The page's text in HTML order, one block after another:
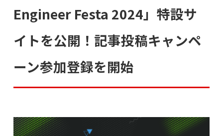
Engineer Festa 2024」特設サ
イトを公開！記事投稿キャンペ
ーン参加登録を開始